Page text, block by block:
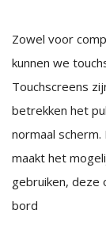
Zowel voor
kunnen we
Touchscreens
betrekken het
normaal
maakt het
gebruiken, deze
bord